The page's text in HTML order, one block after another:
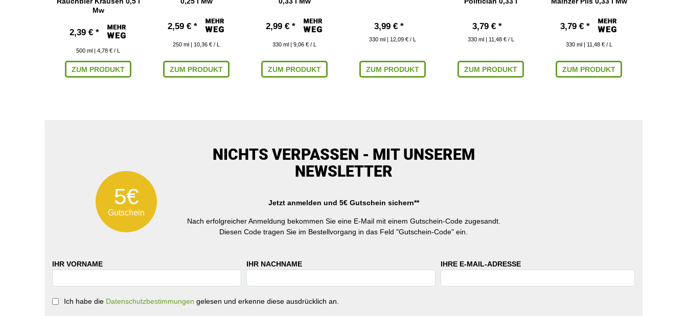
Mw
2,39 € *
500 ml | 4,78 € / L
ZUM PRODUKT
2,59 € *
250 ml | 10,36 € / L
ZUM PRODUKT
2,99 € *
330 ml | 9,06 € / L
ZUM PRODUKT
3,99 € *
330 ml | 12,09 € / L
ZUM PRODUKT
3,79 € *
330 ml | 11,48 € / L
ZUM PRODUKT
3,79 € *
330 ml | 11,48 € / L
ZUM PRODUKT
5€
Gutschein
NICHTS VERPASSEN - MIT UNSEREM
NEWSLETTER
Jetzt anmelden und 5€ Gutschein sichern**
Nach erfolgreicher Anmeldung bekommen Sie eine E-Mail mit einem Gutschein-Code zugesandt.
Diesen Code tragen Sie im Bestellvorgang in das Feld "Gutschein-Code" ein.
IHR VORNAME IHR NACHNAME IHRE E-MAIL-ADRESSE
Ich habe die Datenschutzbestimmungen gelesen und erkenne diese ausdrücklich an.